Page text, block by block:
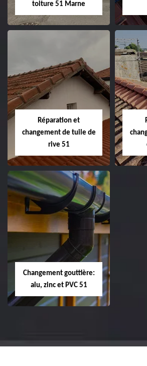
toiture 51 Marne
Peinture sur tuile
et toiture 51
Marne
Réparation et
changement de tuile de
rive 51
Réparation et
changement de
tuile de rive 51
Changement gouttière:
alu, zinc et PVC 51